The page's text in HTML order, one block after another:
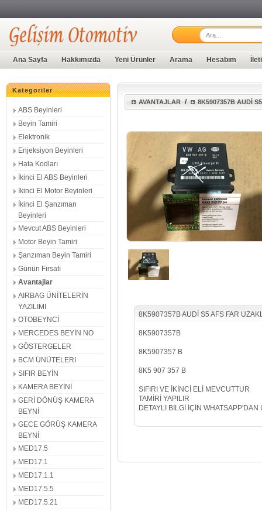
Ana Sayfa Hakkımızda Yeni Ürünler Arama Hesabım
Kategoriler
ABS Beyinleri
Beyin Tamiri
Elektronik
Enjeksiyon Beyinleri
Hata Kodları
İkinci El ABS Beyinleri
İkinci El Motor Beyinleri
İkinci El Şanzıman
Beyinleri
Mevcut ABS Beyinleri
Motor Beyin Tamiri
Şanzıman Beyin Tamiri
Günün Fırsatı
Avantajlar
AIRBAG ÜNİTELERİN
YAZILIMI
OTOBEYNCİ
MERCEDES BEYİN NO
GÖSTERGELER
BCM ÜNÜTELERI
SIFIR BEYİN
KAMERA BEYİNİ
GERİ DÖNÜŞ KAMERA
BEYNİ
GECE GÖRÜŞ KAMERA
BEYNİ
MED17.5
MED17.1
MED17.1.1
MED17.5.5
MED17.5.21
AVANTAJLAR / 8K5907357B AUDİ
8K5907357B AUDİ S5 AFS FAR
8K5907357B
8K5907357 B
8K5 907 357 B
SIFIRI VE İKİNCİ ELİ MEVCUTTUR
TAMİRİ YAPILIR
DETAYLI BİLGİ İÇİN WHATSAPP'DAN